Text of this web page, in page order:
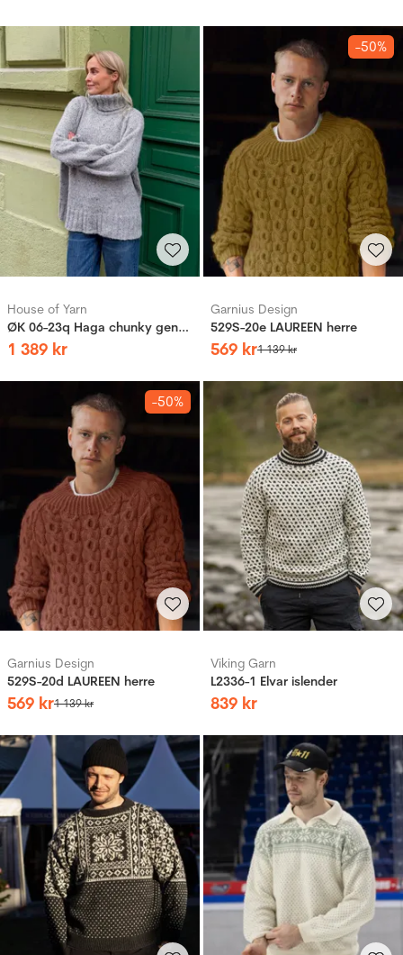
House of Yarn
ØK 06-23q Haga chunky genser
1 389 kr
-50%
Garnius Design
529S-20e LAUREEN herre
569 kr1 139kr
-50%
Garnius Design
529S-20d LAUREEN herre
569 kr1 139kr
Viking Garn
L2336-1 Elvar islender
839 kr